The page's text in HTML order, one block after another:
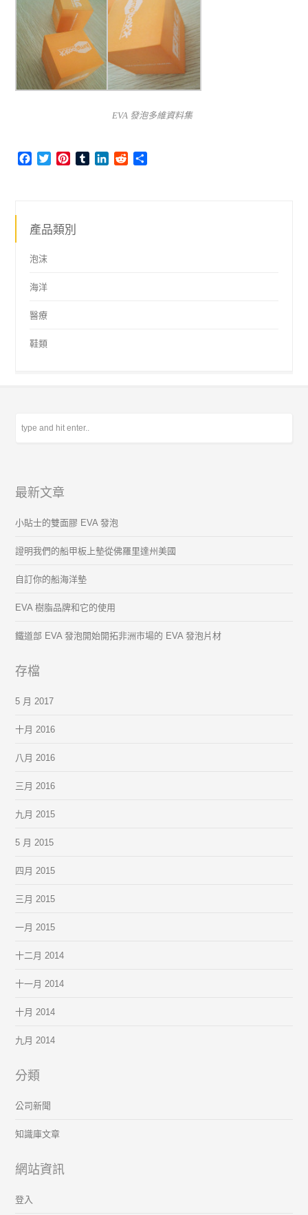
EVA 發泡多維資料集
Facebook
TwitterPinterestTumblrLinkedInReddit
產品類別
泡沫
海洋
醫療
鞋類
最新文章
小貼士的雙面膠 EVA 發泡
證明我們的船甲板上墊從佛羅里達州美國
自訂你的船海洋墊
EVA 樹脂品牌和它的使用
鐵道部 EVA 發泡開始開拓非洲市場的 EVA 發泡片材
存檔
5 月 2017
十月 2016
八月 2016
三月 2016
九月 2015
5 月 2015
四月 2015
三月 2015
一月 2015
十二月 2014
十一月 2014
十月 2014
九月 2014
分類
公司新聞
知識庫文章
網站資訊
登入